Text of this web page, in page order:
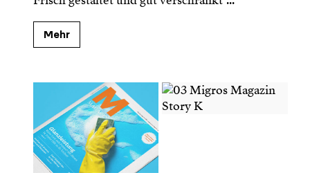
Mehr